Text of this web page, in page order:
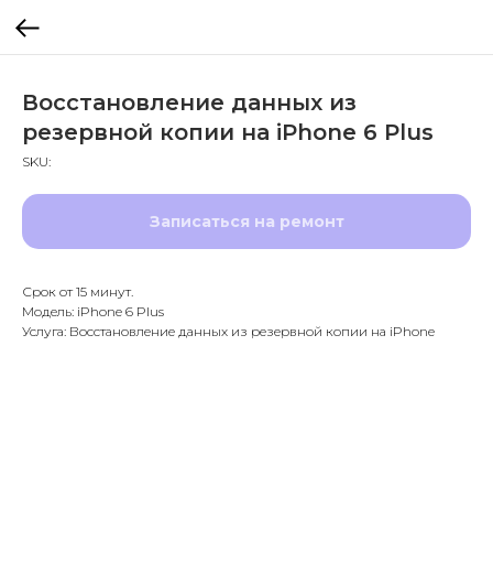
Восстановление данных из
резервной копии на iPhone 6 Plus
SKU:
Записаться на ремонт
Срок от 15 минут.
Модель: iPhone 6 Plus
Услуга: Восстановление данных из резервной копии на iPhone